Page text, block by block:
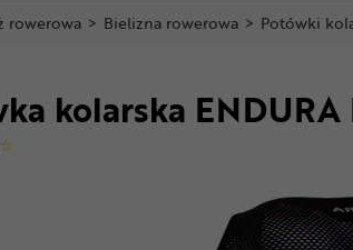
strony
rowerowa > Bielizna rowerowa > Potówki
kolarska